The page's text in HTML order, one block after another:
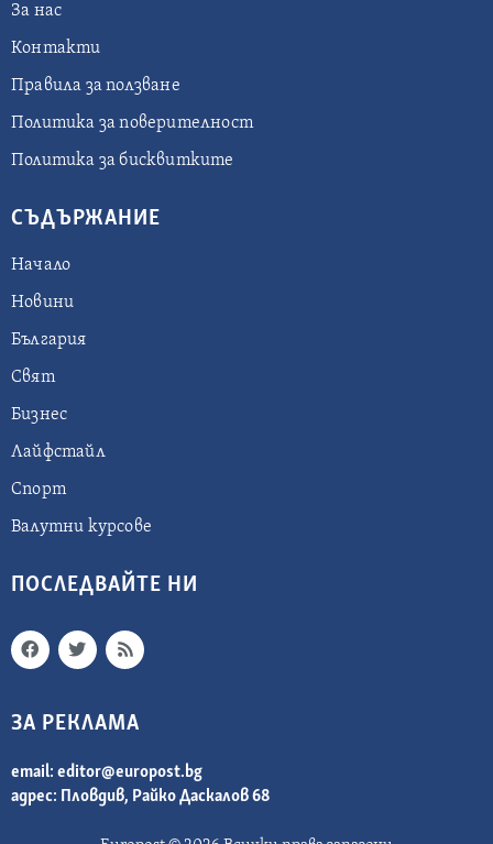
За нас
Контакти
Правила за ползване
Политика за поверителност
Политика за бисквитките
СЪДЪРЖАНИЕ
Начало
Новини
България
Свят
Бизнес
Лайфстайл
Спорт
Валутни курсове
ПОСЛЕДВАЙТЕ НИ
ЗА РЕКЛАМА
email: editor@europost.bg
адрес: Пловдив, Райко Даскалов 68